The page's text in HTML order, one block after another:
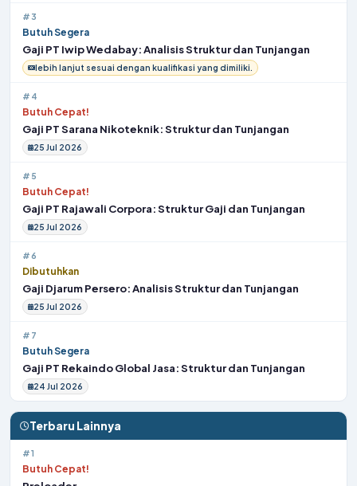
#3
Butuh Segera
Gaji PT Iwip Wedabay: Analisis Struktur dan Tunjangan
lebih lanjut sesuai dengan kualifikasi yang dimiliki.
#4
Butuh Cepat!
Gaji PT Sarana Nikoteknik: Struktur dan Tunjangan
25 Jul 2026
#5
Butuh Cepat!
Gaji PT Rajawali Corpora: Struktur Gaji dan Tunjangan
25 Jul 2026
#6
Dibutuhkan
Gaji Djarum Persero: Analisis Struktur dan Tunjangan
25 Jul 2026
#7
Butuh Segera
Gaji PT Rekaindo Global Jasa: Struktur dan Tunjangan
24 Jul 2026
Terbaru Lainnya
#1
Butuh Cepat!